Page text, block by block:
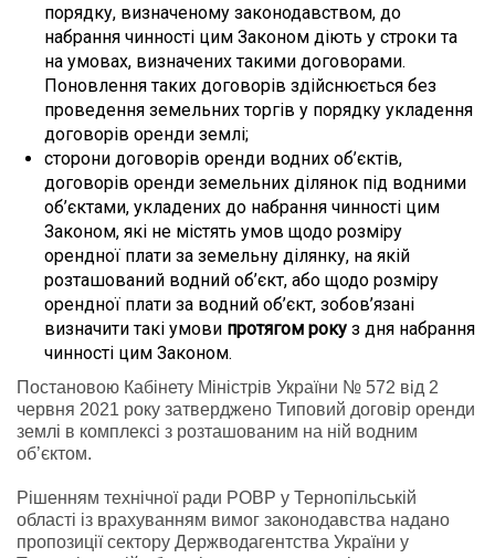
порядку, визначеному законодавством, до
набрання чинності цим Законом діють у строки та
на умовах, визначених такими договорами.
Поновлення таких договорів здійснюється без
проведення земельних торгів у порядку укладення
договорів оренди землі;
сторони договорів оренди водних об’єктів,
договорів оренди земельних ділянок під водними
об’єктами, укладених до набрання чинності цим
Законом, які не містять умов щодо розміру
орендної плати за земельну ділянку, на якій
розташований водний об’єкт, або щодо розміру
орендної плати за водний об’єкт, зобов’язані
визначити такі умови протягом року з дня набрання
чинності цим Законом.
Постановою Кабінету Міністрів України № 572 від 2
червня 2021 року затверджено Типовий договір оренди
землі в комплексі з розташованим на ній водним
об’єктом.
Рішенням технічної ради РОВР у Тернопільській
області із врахуванням вимог законодавства надано
пропозиції сектору Держводагентства України у